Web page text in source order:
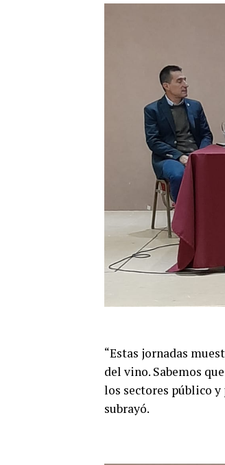
“Estas jornadas
del vino. Sabemos
los sectores público y
subrayó.